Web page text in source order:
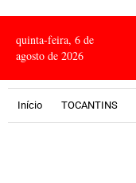
quinta-feira, 6 de
agosto de 2026
Início TOCANTINS